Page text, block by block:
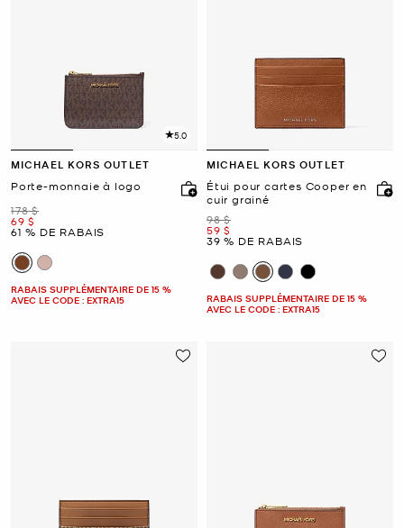
5.0
MICHAEL KORS OUTLET
Porte-monnaie à logo
était
178 $
maintenant
69 $
61 % DE RABAIS
RABAIS SUPPLÉMENTAIRE DE 15 %
AVEC LE CODE : EXTRA15
MICHAEL KORS OUTLET
Étui pour cartes Cooper en
cuir grainé
était
98 $
maintenant
59 $
39 % DE RABAIS
RABAIS SUPPLÉMENTAIRE DE 15 %
AVEC LE CODE : EXTRA15